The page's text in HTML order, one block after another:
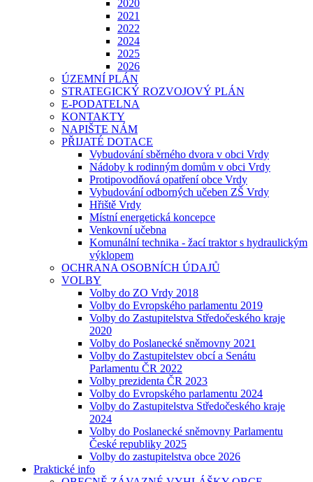
2020
2021
2022
2024
2025
2026
ÚZEMNÍ PLÁN
STRATEGICKÝ ROZVOJOVÝ PLÁN
E-PODATELNA
KONTAKTY
NAPIŠTE NÁM
PŘIJATÉ DOTACE
Vybudování sběrného dvora v obci Vrdy
Nádoby k rodinným domům v obci Vrdy
Protipovodňová opatření obce Vrdy
Vybudování odborných učeben ZŠ Vrdy
Hřiště Vrdy
Místní energetická koncepce
Venkovní učebna
Komunální technika - žací traktor s hydraulickým
výklopem
OCHRANA OSOBNÍCH ÚDAJŮ
VOLBY
Volby do ZO Vrdy 2018
Volby do Evropského parlamentu 2019
Volby do Zastupitelstva Středočeského kraje
2020
Volby do Poslanecké sněmovny 2021
Volby do Zastupitelstev obcí a Senátu
Parlamentu ČR 2022
Volby prezidenta ČR 2023
Volby do Evropského parlamentu 2024
Volby do Zastupitelstva Středočeského kraje
2024
Volby do Poslanecké sněmovny Parlamentu
České republiky 2025
Volby do zastupitelstva obce 2026
Praktické info